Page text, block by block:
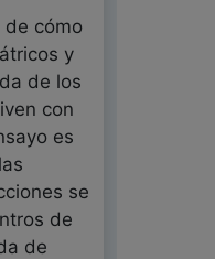
de cómo
y
de los
con
es
se
de
de